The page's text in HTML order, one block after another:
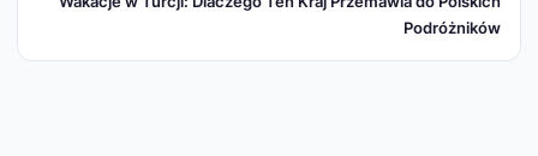
Podróżników